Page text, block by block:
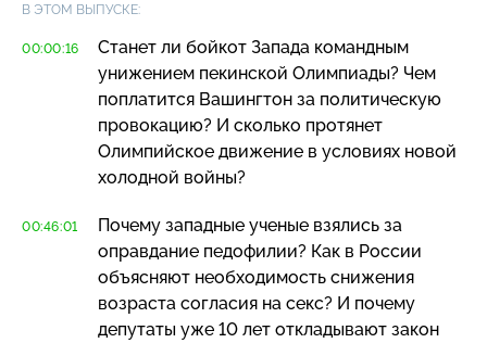
В ЭТОМ ВЫПУСКЕ:
00:00:16
Станет ли бойкот Запада командным
унижением пекинской Олимпиады? Чем
поплатится Вашингтон за политическую
провокацию? И сколько протянет
Олимпийское движение в условиях новой
холодной войны?
00:46:01
Почему западные ученые взялись за
оправдание педофилии? Как в России
объясняют необходимость снижения
возраста согласия на секс? И почему
депутаты уже 10 лет откладывают закон